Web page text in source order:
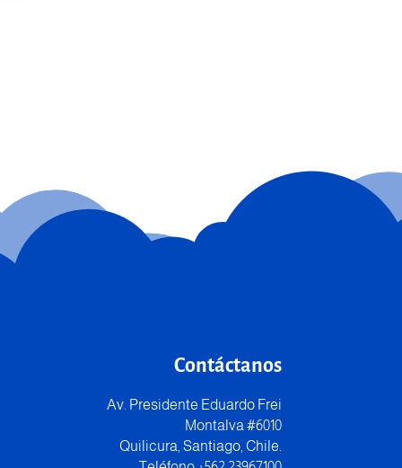
Contáctanos
Av. Presidente Eduardo Frei
Montalva #6010
Quilicura, Santiago, Chile.